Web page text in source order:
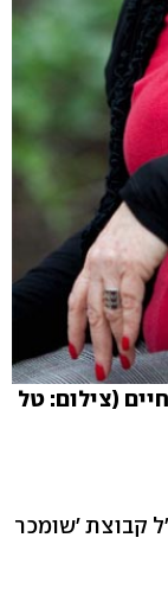
בן-חיים (צילום: טל
מנכ"ל קבוצת 'שומכר